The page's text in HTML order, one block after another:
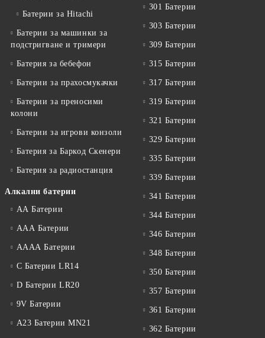
Батерии за Hitachi
Батерии за машинки за
подстригване и тримери
Батерия за бебефон
Батерии за прахосмукачки
Батерии за преносими
колони
Батерии за игрови конзоли
Батерия за Баркод Скенери
Батерия за радиостанция
Алкални батерии
АА Батерии
ААА Батерии
АААА Батерии
C Батерии LR14
D Батерии LR20
9V Батерии
A23 Батерии MN21
301 Батерии
303 Батерии
309 Батерии
315 Батерии
317 Батерии
319 Батерии
321 Батерии
329 Батерии
335 Батерии
339 Батерии
341 Батерии
344 Батерии
346 Батерии
348 Батерии
350 Батерии
357 Батерии
361 Батерии
362 Батерии